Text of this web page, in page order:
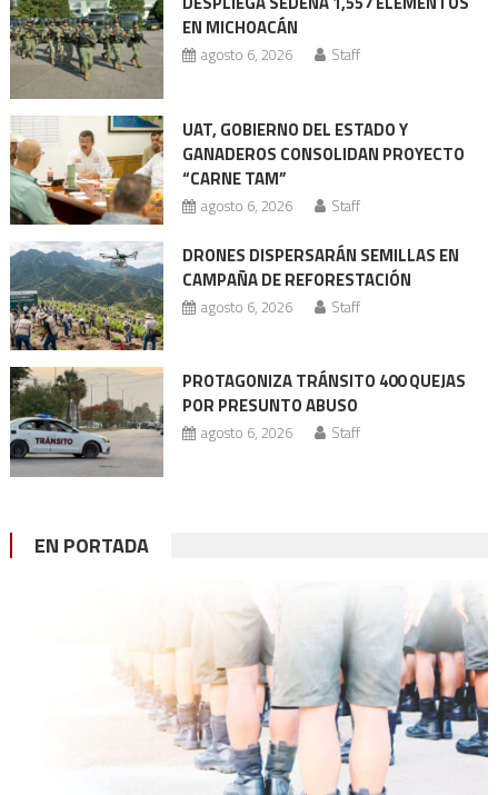
entradas
EN MICHOACÁN
agosto 6, 2026 Staff
UAT, GOBIERNO DEL ESTADO Y
GANADEROS CONSOLIDAN PROYECTO
“CARNE TAM”
agosto 6, 2026 Staff
DRONES DISPERSARÁN SEMILLAS EN
CAMPAÑA DE REFORESTACIÓN
agosto 6, 2026 Staff
PROTAGONIZA TRÁNSITO 400 QUEJAS
POR PRESUNTO ABUSO
agosto 6, 2026 Staff
EN PORTADA